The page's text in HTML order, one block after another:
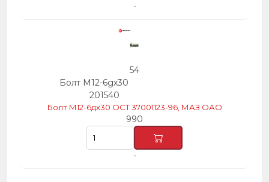
-
54
Болт М12-6gх30
201540
Болт М12-6дх30 ОСТ 37001123-96, МАЗ ОАО
990
-